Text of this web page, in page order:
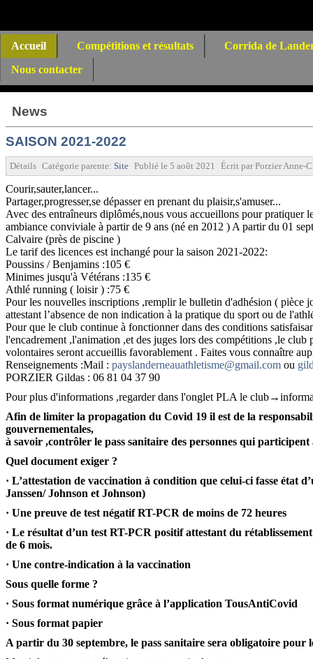
Accueil Compétitions et résultats
Corrida de
Nous contacter
News
SAISON 2021-2022
Détails Catégorie parente: Site Publié le 5 août 2021 Écrit parPorzier Anne-
Courir,sauter,lancer...
Partager,progresser,se dépasser en prenant du plaisir,s'amuser...
Avec des entraîneurs diplômés,nous vous accueillons pour pratiquer
ambiance conviviale à partir de 9 ans (né en 2012 ) A partir du 01
Calvaire (près de piscine )
Le tarif des licences est inchangé pour la saison 2021-2022:
Poussins / Benjamins :105 €
Minimes jusqu'à Vétérans :135 €
Athlé running ( loisir ) :75 €
Pour les nouvelles inscriptions ,remplir le bulletin d'adhésion ( pièce
attestant l’absence de non indication à la pratique du sport ou de
Pour que le club continue à fonctionner dans des conditions
l'encadrement ,l'animation ,et des juges lors des compétitions ,le club
volontaires seront accueillis favorablement . Faites vous connaître
Renseignements :Mail : payslanderneauathletisme@gmail.com ou
PORZIER Gildas : 06 81 04 37 90
Pour plus d'informations ,regarder dans l'onglet PLA le
Afin de limiter la propagation du Covid 19 il est de la
gouvernementales,
à savoir ,contrôler le pass sanitaire des personnes qui
Quel document exiger ?
· L’attestation de vaccination à condition que celui-ci fasse état
Janssen/ Johnson et Johnson)
· Une preuve de test négatif RT-PCR de moins de 72 heures
· Le résultat d’un test RT-PCR positif attestant du
de 6 mois.
· Une contre-indication à la vaccination
Sous quelle forme ?
· Sous format numérique grâce à l’application TousAntiCovid
· Sous format papier
A partir du 30 septembre, le pass sanitaire sera obligatoire pour